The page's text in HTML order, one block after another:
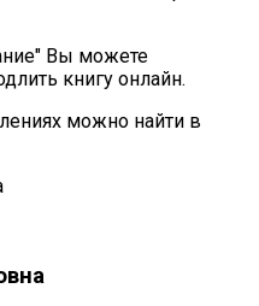
Вы можете
книгу онлайн.
можно найти в